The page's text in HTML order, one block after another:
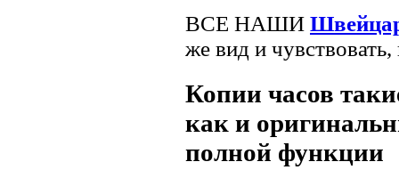
ВСЕ НАШИ
же вид и
Копии часов
как и
полной функции